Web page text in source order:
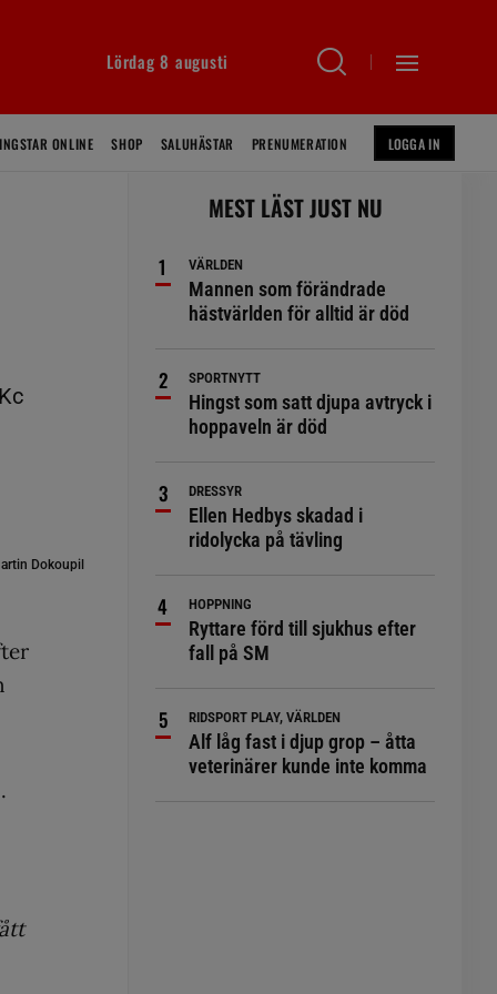
Lördag 8 augusti
ONLINE SHOP SALUHÄSTAR PRENUMERATION LOGGA IN
Dokoupil
MEST LÄST JUST NU
VÄRLDEN
Mannen som förändrade
hästvärlden för alltid är död
SPORTNYTT
Hingst som satt djupa avtryck i
hoppaveln är död
DRESSYR
Ellen Hedbys skadad i
ridolycka på tävling
HOPPNING
Ryttare förd till sjukhus efter
fall på SM
RIDSPORT PLAY, VÄRLDEN
Alf låg fast i djup grop – åtta
veterinärer kunde inte komma